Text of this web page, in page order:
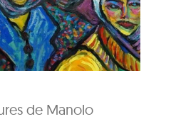
de Manolo